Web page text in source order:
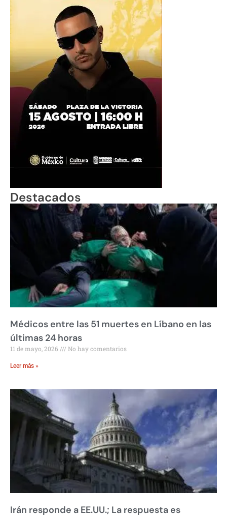
Destacados
Médicos entre las 51 muertes en Líbano en las
últimas 24 horas
11 de mayo, 2026 No hay comentarios
Leer más »
Irán responde a EE.UU.; La respuesta es